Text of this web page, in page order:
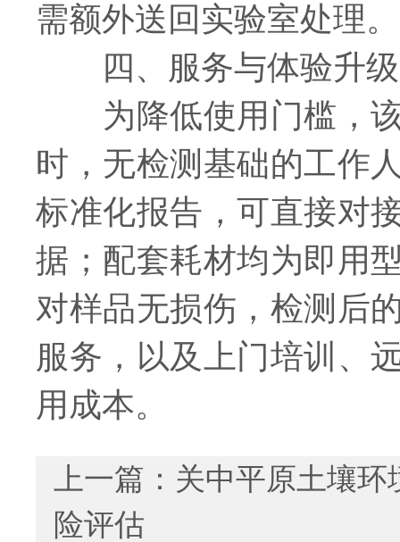
需额外送回实验室处理。
四、服务与体验升级
为降低使用门槛，该
时，无检测基础的工作
标准化报告，可直接对
据；配套耗材均为即用
对样品无损伤，检测后
服务，以及上门培训、
用成本。
上一篇： 关中平原土壤
险评估